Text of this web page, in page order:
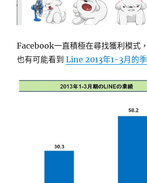
Facebook一直積極在尋找獲利模式
也有可能看到Line 2013年1-3月的